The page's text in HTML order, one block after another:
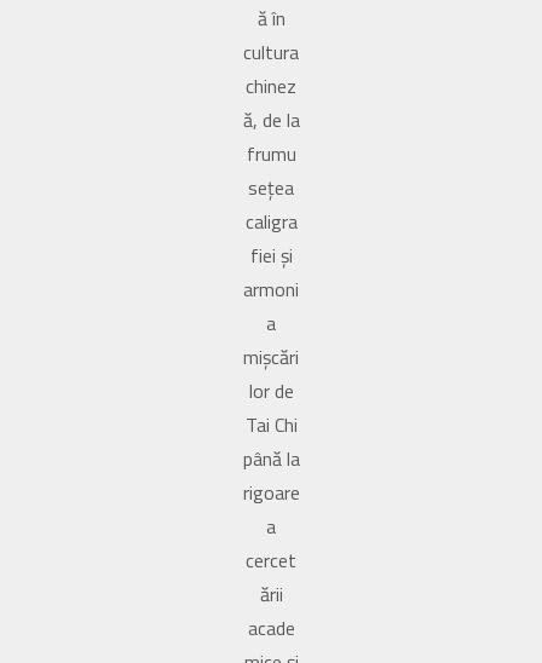
ă în
cultura
chinez
ă, de la
frumu
sețea
caligra
fiei și
armoni
a
mișcări
lor de
Tai Chi
până la
rigoare
a
cercet
ării
acade